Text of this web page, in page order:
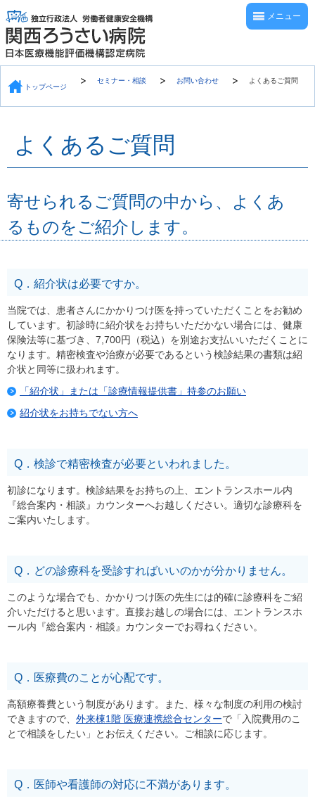
メニュー
トップページ
セミナー・相談 お問い合わせ よくあるご質問
よくあるご質問
寄せられるご質問の中から、よくあ
るものをご紹介します。
Q．紹介状は必要ですか。
当院では、患者さんにかかりつけ医を持っていただくことをお勧め
しています。初診時に紹介状をお持ちいただかない場合には、健康
保険法等に基づき、7,700円（税込）を別途お支払いいただくことに
なります。精密検査や治療が必要であるという検診結果の書類は紹
介状と同等に扱われます。
「紹介状」または「診療情報提供書」持参のお願い
紹介状をお持ちでない方へ
Q．検診で精密検査が必要といわれました。
初診になります。検診結果をお持ちの上、エントランスホール内
『総合案内・相談』カウンターへお越しください。適切な診療科を
ご案内いたします。
Q．どの診療科を受診すればいいのかが分かりません。
このような場合でも、かかりつけ医の先生には的確に診療科をご紹
介いただけると思います。直接お越しの場合には、エントランスホ
ール内『総合案内・相談』カウンターでお尋ねください。
Q．医療費のことが心配です。
高額療養費という制度があります。また、様々な制度の利用の検討
できますので、 外来棟1階 医療連携総合センターで「入院費用のこ
とで相談をしたい」とお伝えください。ご相談に応じます。
Q．医師や看護師の対応に不満があります。